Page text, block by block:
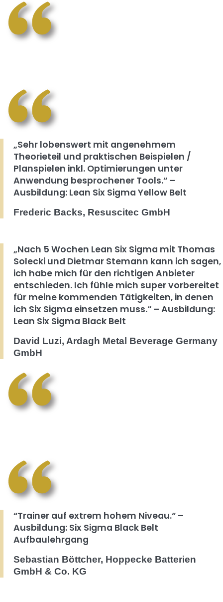
„Sehr lobenswert mit angenehmem
Theorieteil und praktischen Beispielen /
Planspielen inkl. Optimierungen unter
Anwendung besprochener Tools.“ –
Ausbildung: Lean Six Sigma Yellow Belt
Frederic Backs, Resuscitec GmbH
„Nach 5 Wochen Lean Six Sigma mit Thomas
Solecki und Dietmar Stemann kann ich sagen,
ich habe mich für den richtigen Anbieter
entschieden. Ich fühle mich super vorbereitet
für meine kommenden Tätigkeiten, in denen
ich Six Sigma einsetzen muss.“ – Ausbildung:
Lean Six Sigma Black Belt
David Luzi, Ardagh Metal Beverage Germany
GmbH
“Trainer auf extrem hohem Niveau.“ –
Ausbildung: Six Sigma Black Belt
Aufbaulehrgang
Sebastian Böttcher, Hoppecke Batterien
GmbH & Co. KG